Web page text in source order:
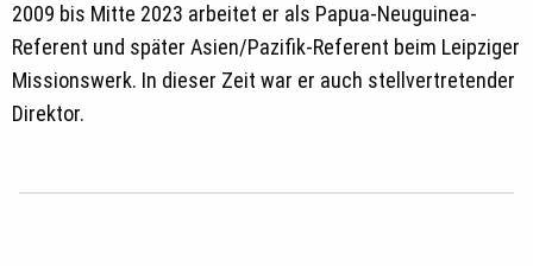
2009 bis Mitte 2023 arbeitet er als Papua-Neuguinea-
Referent und später Asien/Pazifik-Referent beim Leipziger
Missionswerk. In dieser Zeit war er auch stellvertretender
Direktor.